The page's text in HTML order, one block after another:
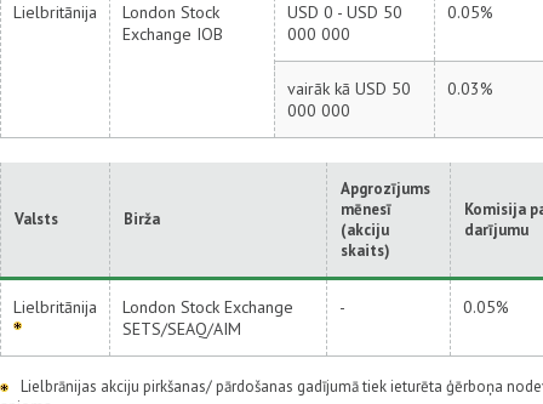
Lielbritānija
London Stock
Exchange IOB
USD 0 - USD 50
000 000
0.05%
vairāk kā USD 50
000 000
0.03%
Valsts Birža
Apgrozījums
mēnesī
(akciju
skaits)
Komisija
darījumu
Lielbritānija
London Stock Exchange
SETS/SEAQ/AIM
- 0.05%
Lielbrānijas akciju pirkšanas/ pārdošanas gadījumā tiek ieturēta ģērboņa